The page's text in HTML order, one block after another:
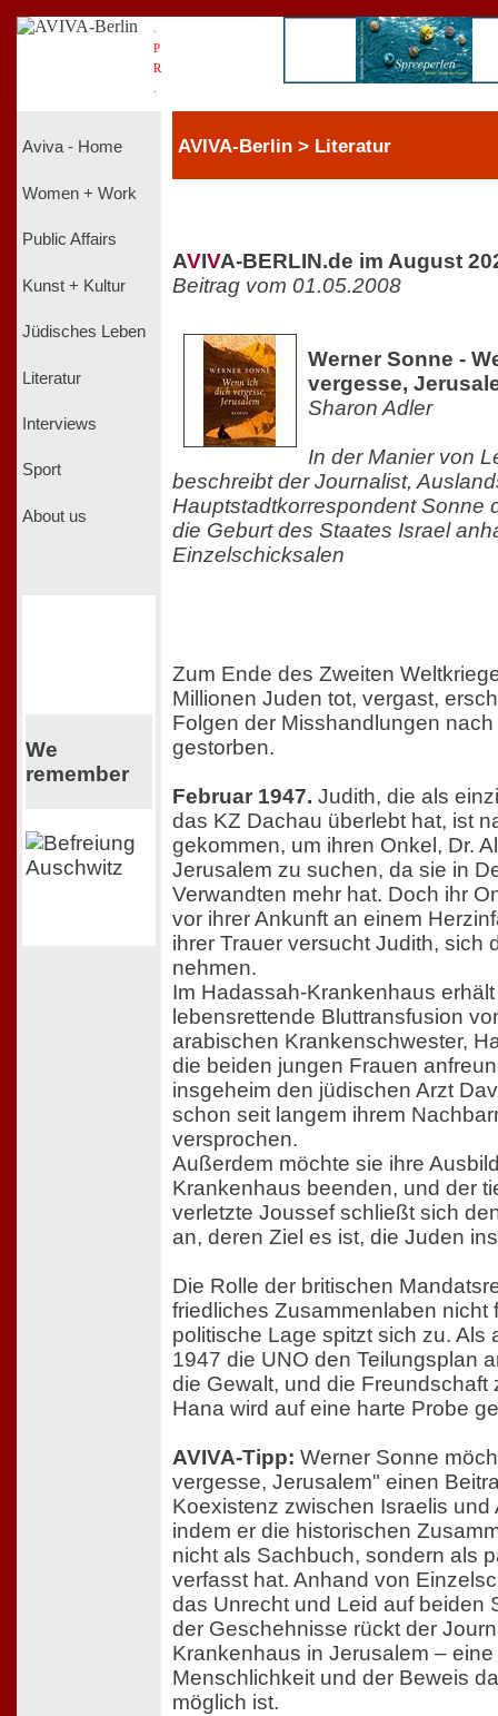
P
R
Aviva - Home
Women + Work
Public Affairs
Kunst + Kultur
Jüdisches Leben
Literatur
Interviews
Sport
About us
We
remember
AVIVA-Berlin > Literatur
AVIVA-BERLIN.de im August
Beitrag vom 01.05.2008
Werner Sonne -
vergesse,
Sharon Adler
In der Manier von
beschreibt der Journalist,
Hauptstadtkorrespondent Sonne
die Geburt des Staates Israel
Einzelschicksalen
Zum Ende des Zweiten
Millionen Juden tot, vergast,
Folgen der Misshandlungen
gestorben.
Februar 1947. Judith, die als
das KZ Dachau überlebt hat, ist
gekommen, um ihren Onkel, Dr.
Jerusalem zu suchen, da sie in
Verwandten mehr hat. Doch ihr
vor ihrer Ankunft an einem
ihrer Trauer versucht Judith, sich
nehmen.
Im Hadassah-Krankenhaus
lebensrettende Bluttransfusion
arabischen Krankenschwester,
die beiden jungen Frauen
insgeheim den jüdischen Arzt
schon seit langem ihrem
versprochen.
Außerdem möchte sie ihre
Krankenhaus beenden, und der
verletzte Joussef schließt sich
an, deren Ziel es ist, die Juden
Die Rolle der britischen
friedliches Zusammenlaben nicht
politische Lage spitzt sich zu. Als
1947 die UNO den Teilungsplan
die Gewalt, und die Freundschaft
Hana wird auf eine harte Probe
AVIVA-Tipp: Werner Sonne
vergesse, Jerusalem" einen
Koexistenz zwischen Israelis und
indem er die historischen
nicht als Sachbuch, sondern als
verfasst hat. Anhand von
das Unrecht und Leid auf beiden
der Geschehnisse rückt der
Krankenhaus in Jerusalem –
Menschlichkeit und der Beweis
möglich ist.